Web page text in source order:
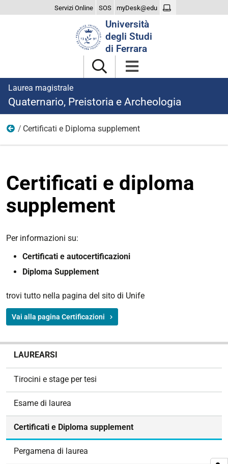
Servizi Online SOS myDesk@edu
Università
degli Studi
di Ferrara
Laurea magistrale
Quaternario, Preistoria e Archeologia
Laurearsi
Certificati e Diploma supplement
Certificati e diploma
supplement
Per informazioni su:
Certificati e autocertificazioni
Diploma Supplement
trovi tutto nella pagina del sito di Unife
Vai alla pagina Certificazioni
LAUREARSI
Tirocini e stage per tesi
Esame di laurea
Certificati e Diploma supplement
Pergamena di laurea